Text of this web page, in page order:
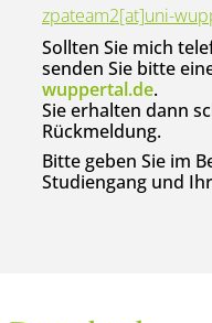
zpateam2[at]uni-
Sollten Sie mich
senden Sie bitte
wuppertal.de.
Sie erhalten dann
Rückmeldung.
Bitte geben Sie im
Studiengang und